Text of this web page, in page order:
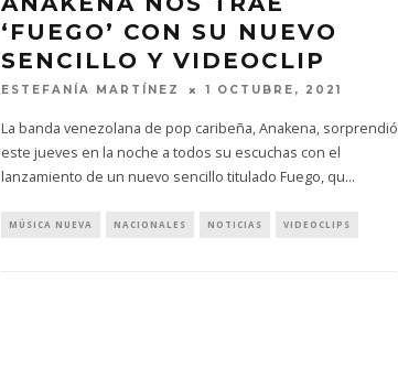
‘FUEGO’ CON SU NUEVO
SENCILLO Y VIDEOCLIP
ESTEFANÍA MARTÍNEZ 1 OCTUBRE, 2021
La banda venezolana de pop caribeña, Anakena, sorprendió
este jueves en la noche a todos su escuchas con el
lanzamiento de un nuevo sencillo titulado Fuego, qu...
MÚSICA NUEVA NACIONALES NOTICIAS VIDEOCLIPS